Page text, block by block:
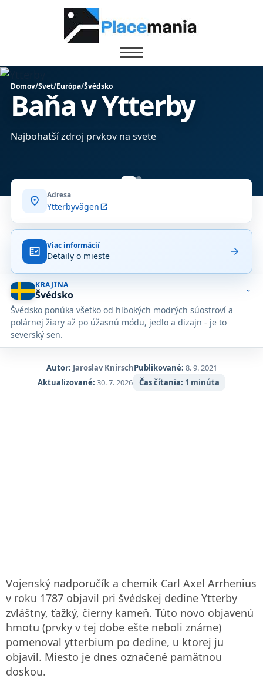
Domov/Svet/Európa/Švédsko
Baňa v Ytterby
Najbohatší zdroj prvkov na svete
location_on Adresa
Ytterbyvägenopen_in_new
fact_check Viac informácií
Detaily o mieste arrow_forward
KRAJINA
Švédsko
Švédsko ponúka všetko od hlbokých modrých súostroví a
polárnej žiary až po úžasnú módu, jedlo a dizajn - je to
severský sen.
expand_more
Autor: Jaroslav KnirschPublikované: 8. 9. 2021
Aktualizované: 30. 7. 2026 Čas čítania: 1 minúta
Vojenský nadporučík a chemik Carl Axel Arrhenius
v roku 1787 objavil pri švédskej dedine Ytterby
zvláštny, ťažký, čierny kameň. Túto novo objavenú
hmotu (prvky v tej dobe ešte neboli známe)
pomenoval ytterbium po dedine, u ktorej ju
objavil. Miesto je dnes označené pamätnou
doskou.